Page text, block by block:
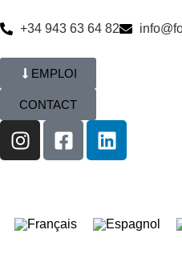
+34 943 63 64 82
EMPLOI
CONTACT